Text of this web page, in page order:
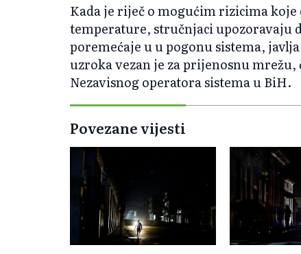
Kada je riječ o mogućim rizicima
temperature, stručnjaci upozoravaju
poremećaje u u pogonu sistema,
uzroka vezan je za prijenosnu
Nezavisnog operatora sistema u BiH.
Povezane vijesti